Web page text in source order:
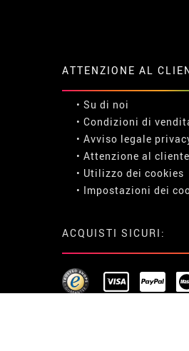
ATTENZIONE AL
• Su di noi
• Condizioni di
• Avviso legale
• Attenzione al cliente
• Utilizzo dei cookies
• Impostazioni dei
ACQUISTI SICURI: